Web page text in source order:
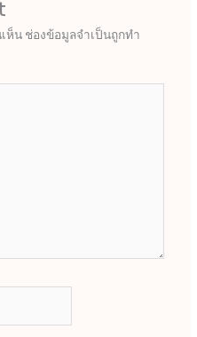
ห็น ช่องข้อมูลจำเป็นถูกทำ